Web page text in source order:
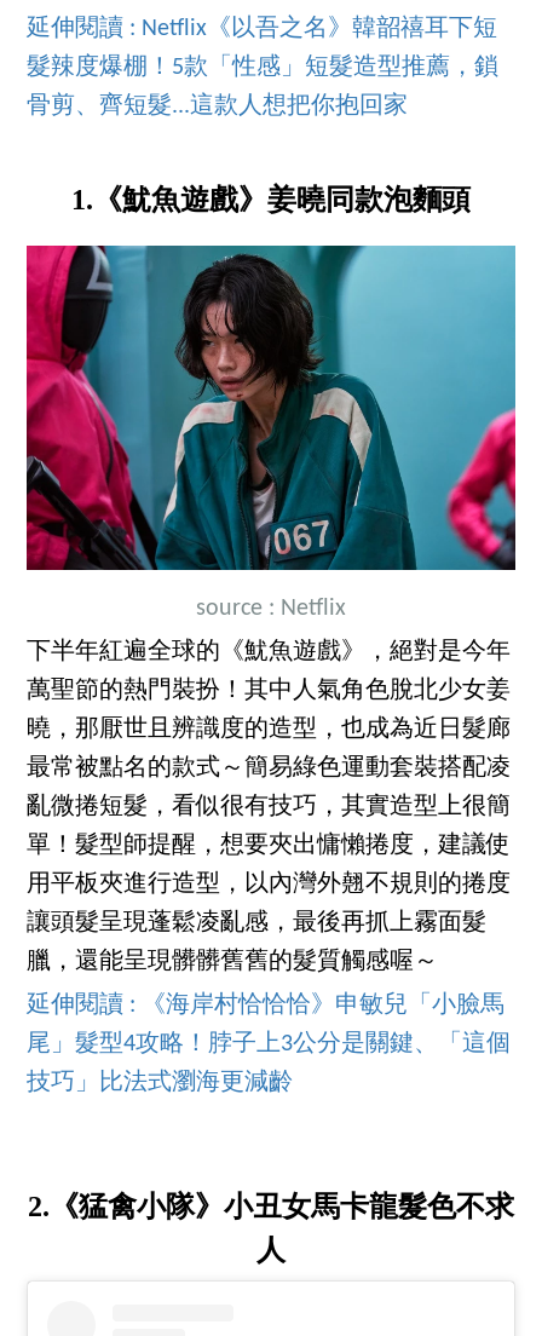
延伸閱讀 : Netflix《以吾之名》韓韶禧耳下短
髮辣度爆棚！5款「性感」短髮造型推薦，鎖
骨剪、齊短髮...這款人想把你抱回家
1.《魷魚遊戲》姜曉同款泡麵頭
source : Netflix
下半年紅遍全球的《魷魚遊戲》，絕對是今年
萬聖節的熱門裝扮！其中人氣角色脫北少女姜
曉，那厭世且辨識度的造型，也成為近日髮廊
最常被點名的款式～簡易綠色運動套裝搭配凌
亂微捲短髮，看似很有技巧，其實造型上很簡
單！髮型師提醒，想要夾出慵懶捲度，建議使
用平板夾進行造型，以內灣外翹不規則的捲度
讓頭髮呈現蓬鬆凌亂感，最後再抓上霧面髮
臘，還能呈現髒髒舊舊的髮質觸感喔～
延伸閱讀 : 《海岸村恰恰恰》申敏兒「小臉馬
尾」髮型4攻略！脖子上3公分是關鍵、「這個
技巧」比法式瀏海更減齡
2.《猛禽小隊》小丑女馬卡龍髮色不求
人